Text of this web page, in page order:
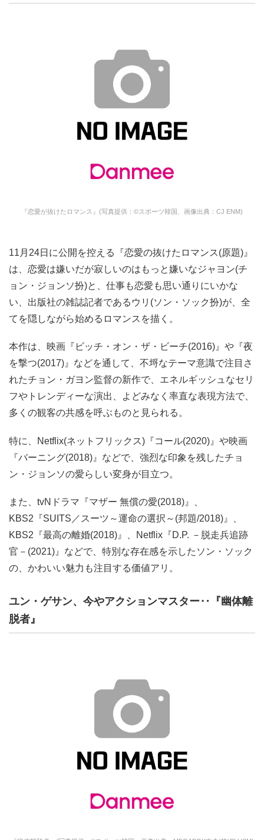
『恋愛が抜けたロマンス』(写真提供：©スポーツ韓国、画像出典：CJ ENM)
11月24日に公開を控える『恋愛の抜けたロマンス(原題)』
は、恋愛は嫌いだが寂しいのはもっと嫌いなジャヨン(チ
ョン・ジョンソ扮)と、仕事も恋愛も思い通りにいかな
い、出版社の雑誌記者であるウリ(ソン・ソック扮)が、全
てを隠しながら始めるロマンスを描く。
本作は、映画『ビッチ・オン・ザ・ビーチ(2016)』や『夜
を撃つ(2017)』などを通して、不埒なテーマ意識で注目さ
れたチョン・ガヨン監督の新作で、エネルギッシュなセリ
フやトレンディーな演出、よどみなく率直な表現方法で、
多くの観客の共感を呼ぶものと見られる。
特に、Netflix(ネットフリックス)『コール(2020)』や映画
『バーニング(2018)』などで、強烈な印象を残したチョ
ン・ジョンソの愛らしい変身が目立つ。
また、tvNドラマ『マザー 無償の愛(2018)』、
KBS2『SUITS／スーツ～運命の選択～(邦題/2018)』、
KBS2『最高の離婚(2018)』、Netflix『D.P. －脱走兵追跡
官－(2021)』などで、特別な存在感を示したソン・ソック
の、かわいい魅力も注目する価値アリ。
ユン・ゲサン、今やアクションマスター‥『幽体離
脱者』